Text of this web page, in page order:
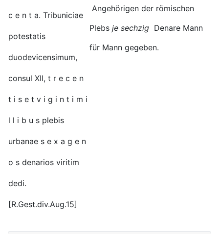
c e n t a. Tribuniciae
potestatis
duodevicensimum,
consul XII, t r e c e n
t i s e t v i g i n t i m i
l l i b u s plebis
urbanae s e x a g e n
o s denarios viritim
dedi.
[R.Gest.div.Aug.15]
Angehörigen der römischen
Plebs je sechzig Denare Mann
für Mann gegeben.